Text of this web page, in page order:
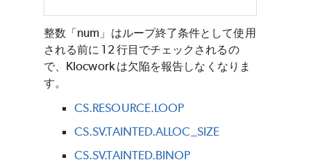
整数「num」はループ終了条件として使用
される前に 12 行目でチェックされるの
で、Klocwork は欠陥を報告しなくなりま
す。
CS.RESOURCE.LOOP
CS.SV.TAINTED.ALLOC_SIZE
CS.SV.TAINTED.BINOP